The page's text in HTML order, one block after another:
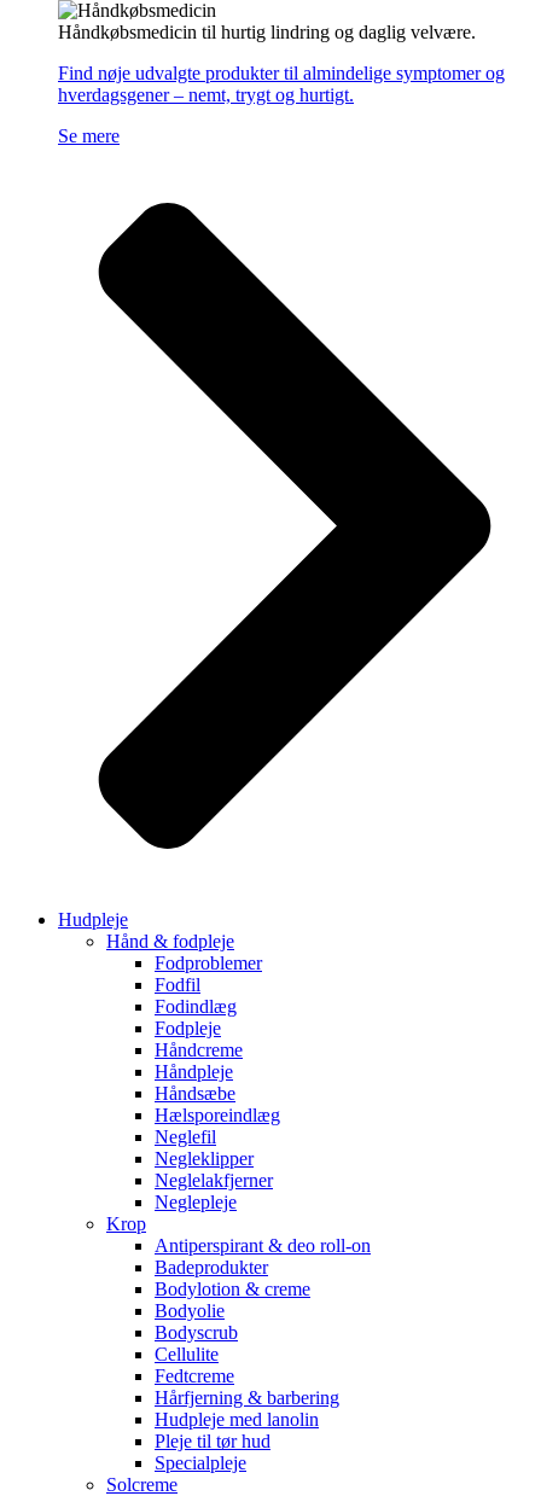
Håndkøbsmedicin til hurtig lindring og daglig velvære.
Find nøje udvalgte produkter til almindelige symptomer og
hverdagsgener – nemt, trygt og hurtigt.
Se mere
Hudpleje
Hånd & fodpleje
Fodproblemer
Fodfil
Fodindlæg
Fodpleje
Håndcreme
Håndpleje
Håndsæbe
Hælsporeindlæg
Neglefil
Negleklipper
Neglelakfjerner
Neglepleje
Krop
Antiperspirant & deo roll-on
Badeprodukter
Bodylotion & creme
Bodyolie
Bodyscrub
Cellulite
Fedtcreme
Hårfjerning & barbering
Hudpleje med lanolin
Pleje til tør hud
Specialpleje
Solcreme